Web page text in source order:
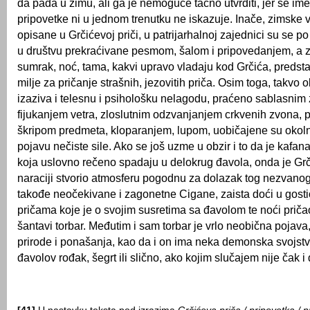
da pada u zimu, ali ga je nemoguće tačno utvrditi, jer se
pripovetke ni u jednom trenutku ne iskazuje. Inače, zimske
opisane u Grčićevoj priči, u patrijarhalnoj zajednici su se
u društvu prekraćivane pesmom, šalom i pripovedanjem, a
sumrak, noć, tama, kakvi upravo vladaju kod Grčića,
milje za pričanje strašnih, jezovitih priča. Osim toga, takvo
izaziva i telesnu i psihološku nelagodu, praćeno sablasnim
fijukanjem vetra, zloslutnim odzvanjanjem crkvenih zvona,
škripom predmeta, kloparanjem, lupom, uobičajene su
pojavu nečiste sile. Ako se još uzme u obzir i to da je
koja uslovno rečeno spadaju u delokrug đavola, onda je
naraciji stvorio atmosferu pogodnu za dolazak tog
takođe neočekivane i zagonetne Cigane, zaista doći u
pričama koje je o svojim susretima sa đavolom te noći
šantavi torbar. Međutim i sam torbar je vrlo neobična
prirode i ponašanja, kao da i on ima neka demonska
đavolov rođak, šegrt ili slično, ako kojim slučajem nije čak i